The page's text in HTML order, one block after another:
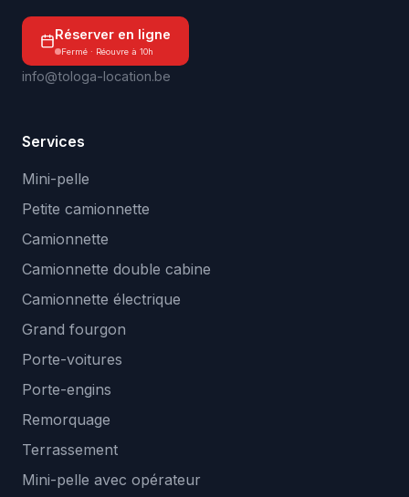
Réserver en ligne
Fermé · Réouvre à 10h
info@tologa-location.be
Services
Mini-pelle
Petite camionnette
Camionnette
Camionnette double cabine
Camionnette électrique
Grand fourgon
Porte-voitures
Porte-engins
Remorquage
Terrassement
Mini-pelle avec opérateur